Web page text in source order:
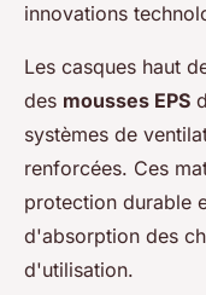
innovations
Les casques haut
des mousses EPS
systèmes de
renforcées. Ces
protection durable
d'absorption des
d'utilisation.